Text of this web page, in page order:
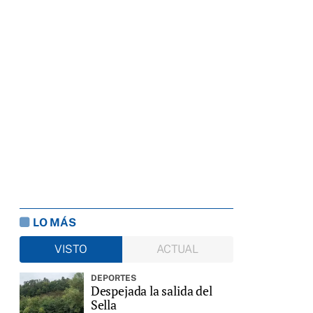
LO MÁS
VISTO
ACTUAL
DEPORTES
Despejada la salida del
Sella